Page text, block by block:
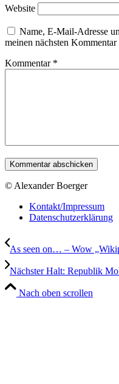
Website
Name, E-Mail-Adresse
meinen nächsten Kommentar
Kommentar *
© Alexander Boerger
Kontakt/Impressum
Datenschutzerklärung
As seen on… – Wow
Nächster Halt: Republik
Nach oben scrollen